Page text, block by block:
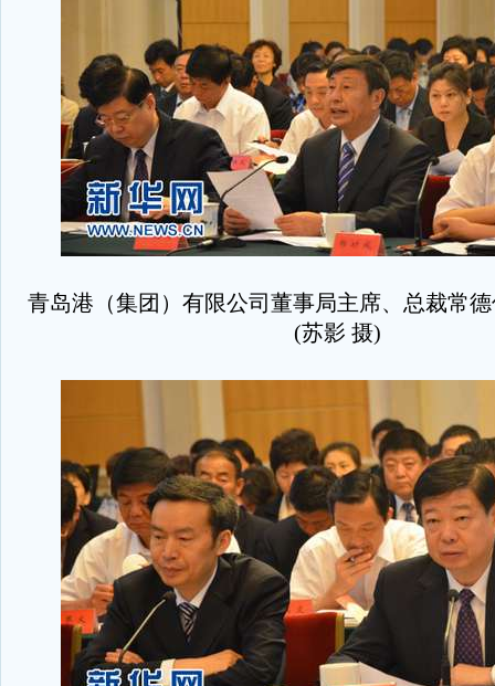
青岛港（集团）有限公司董事局主席、总裁常
(苏影 摄)